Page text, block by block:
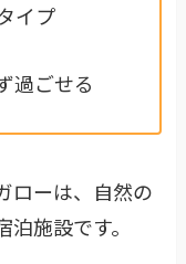
イプ
過ごせる
ローは、自然の
施設です。